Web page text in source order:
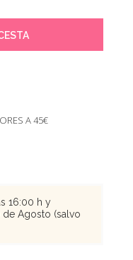
A 45€
16:00 h y
Agosto (salvo